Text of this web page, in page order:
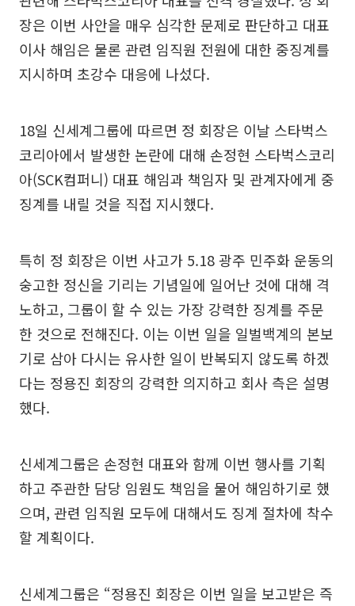
장은 이번 사안을 매우 심각한 문제로 판단하고 대표
이사 해임은 물론 관련 임직원 전원에 대한 중징계를
지시하며 초강수 대응에 나섰다.
18일 신세계그룹에 따르면 정 회장은 이날 스타벅스
코리아에서 발생한 논란에 대해 손정현 스타벅스코리
아(SCK컴퍼니) 대표 해임과 책임자 및 관계자에게 중
징계를 내릴 것을 직접 지시했다.
특히 정 회장은 이번 사고가 5.18 광주 민주화 운동의
숭고한 정신을 기리는 기념일에 일어난 것에 대해 격
노하고, 그룹이 할 수 있는 가장 강력한 징계를 주문
한 것으로 전해진다. 이는 이번 일을 일벌백계의 본보
기로 삼아 다시는 유사한 일이 반복되지 않도록 하겠
다는 정용진 회장의 강력한 의지하고 회사 측은 설명
했다.
신세계그룹은 손정현 대표와 함께 이번 행사를 기획
하고 주관한 담당 임원도 책임을 물어 해임하기로 했
으며, 관련 임직원 모두에 대해서도 징계 절차에 착수
할 계획이다.
신세계그룹은 “정용진 회장은 이번 일을 보고받은 즉